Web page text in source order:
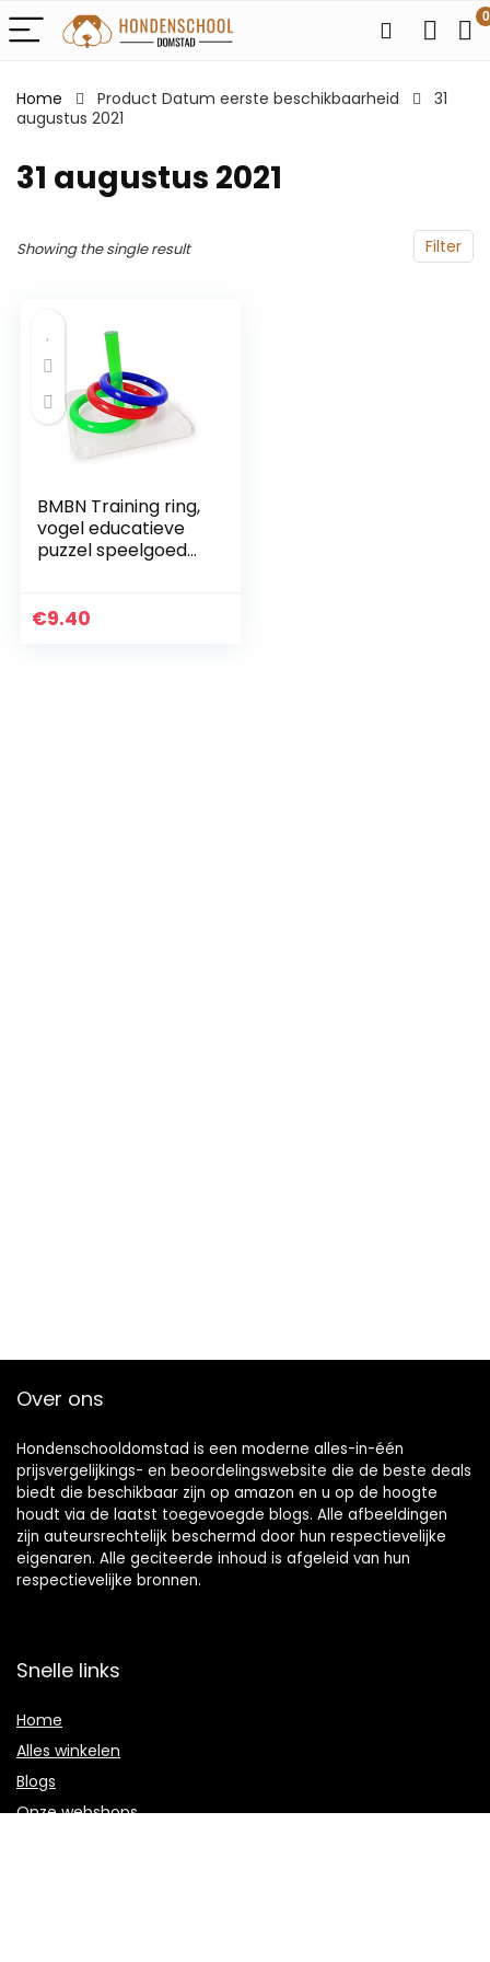
0
Home Product Datum eerste beschikbaarheid
31
augustus 2021
31 augustus 2021
Filter
Showing the single result
BMBN Training ring,
vogel educatieve
puzzel speelgoed
stapelen ring
€9.40
Over ons
Hondenschooldomstad is een moderne alles-in-één
prijsvergelijkings- en beoordelingswebsite die de beste deals
biedt die beschikbaar zijn op amazon en u op de hoogte
houdt via de laatst toegevoegde blogs. Alle afbeeldingen
zijn auteursrechtelijk beschermd door hun respectievelijke
eigenaren. Alle geciteerde inhoud is afgeleid van hun
respectievelijke bronnen.
Snelle links
Home
Alles winkelen
Blogs
Onze webshops